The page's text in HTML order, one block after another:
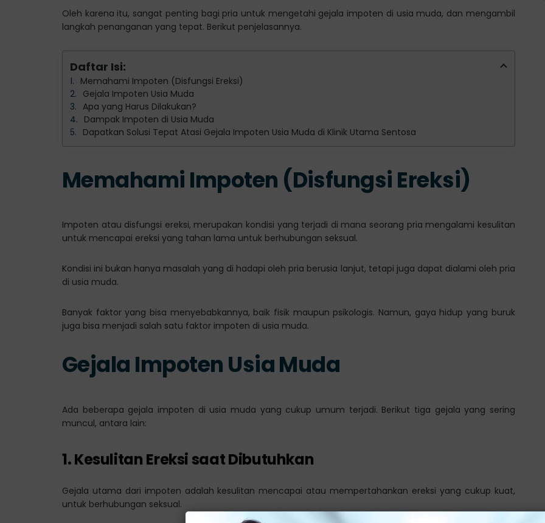
Oleh karena itu, sangat penting bagi pria untuk mengetahi gejala impoten di usia muda, dan mengambil
langkah penanganan yang tepat. Berikut penjelasannya.
Daftar Isi:
Memahami Impoten (Disfungsi Ereksi)
Gejala Impoten Usia Muda
Apa yang Harus Dilakukan?
Dampak Impoten di Usia Muda
Dapatkan Solusi Tepat Atasi Gejala Impoten Usia Muda di Klinik Utama Sentosa
Memahami Impoten (Disfungsi Ereksi)
Impoten atau disfungsi ereksi, merupakan kondisi yang terjadi di mana seorang pria mengalami kesulitan
untuk mencapai ereksi yang tahan lama untuk berhubungan seksual.
Kondisi ini bukan hanya masalah yang di hadapi oleh pria berusia lanjut, tetapi juga dapat dialami oleh pria
di usia muda.
Banyak faktor yang bisa menyebabkannya, baik fisik maupun psikologis. Namun, gaya hidup yang buruk
juga bisa menjadi salah satu faktor impoten di usia muda.
Gejala Impoten Usia Muda
Ada beberapa gejala impoten di usia muda yang cukup umum terjadi. Berikut tiga gejala yang sering
muncul, antara lain:
1. Kesulitan Ereksi saat Dibutuhkan
Gejala utama dari impoten adalah kesulitan mencapai atau mempertahankan ereksi yang cukup kuat,
untuk berhubungan seksual.